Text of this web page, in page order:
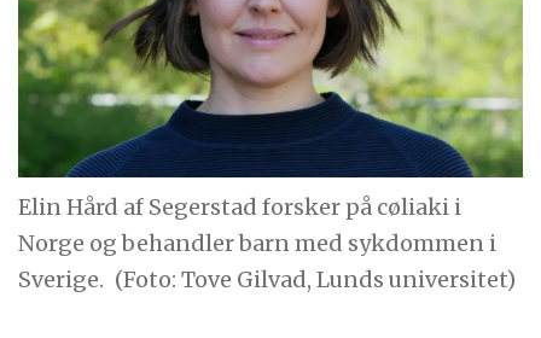
Elin Hård af Segerstad forsker på cøliaki i
Norge og behandler barn med sykdommen i
Sverige. (Foto: Tove Gilvad, Lunds universitet)